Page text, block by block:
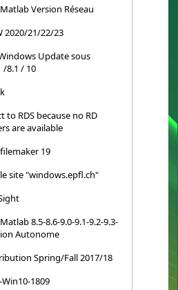
Version Réseau
2020/21/22/23
Update sous
/8.1 / 10
to RDS because no RD
are available
19
site "windows.epfl.ch"
8.5-8.6-9.0-9.1-9.2-9.3-
Autonome
Spring/Fall 2017/18
1809